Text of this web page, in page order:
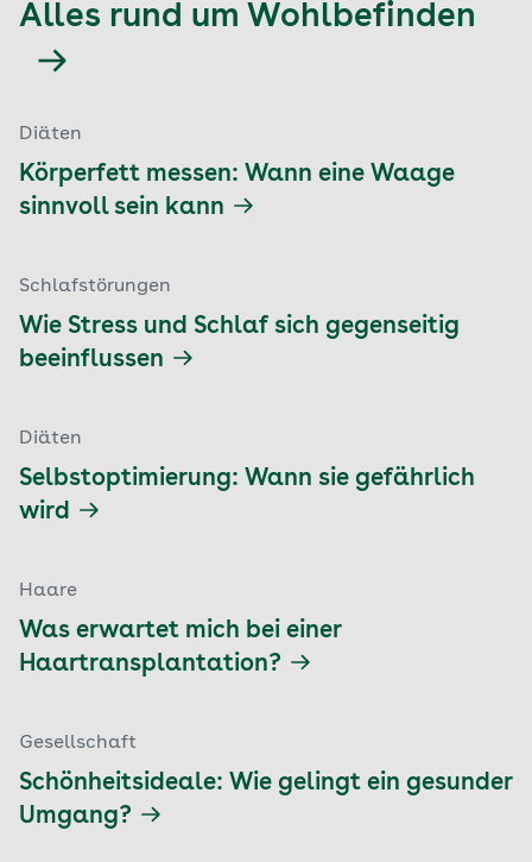
Alles rund um Wohlbefinden
Diäten
Körperfett messen: Wann eine Waage
sinnvoll sein kann
Schlafstörungen
Wie Stress und Schlaf sich gegenseitig
beeinflussen
Diäten
Selbstoptimierung: Wann sie gefährlich
wird
Haare
Was erwartet mich bei einer
Haartransplantation?
Gesellschaft
Schönheitsideale: Wie gelingt ein gesunder
Umgang?